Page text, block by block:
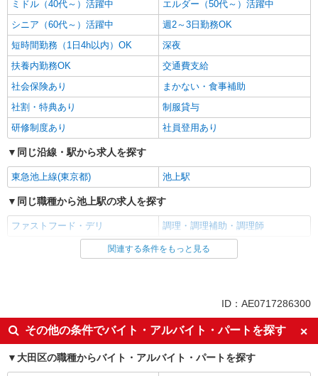
ミドル（40代～）活躍中
エルダー（50代～）活躍中
シニア（60代～）活躍中
週2～3日勤務OK
短時間勤務（1日4h以内）OK
深夜
扶養内勤務OK
交通費支給
社会保険あり
まかない・食事補助
社割・特典あり
制服貸与
研修制度あり
社員登用あり
同じ沿線・駅から求人を探す
東急池上線(東京都) 池上駅
同じ職種から池上駅の求人を探す
ファストフード・デリ 調理・調理補助・調理師
同じ雇用形態から池上駅の求人を探す
履歴書不要
未経験歓迎
高校生OK
大学生歓迎
主婦・主夫歓迎
フリーター歓迎
関連する条件をもっと見る
ID：AE0717286300
その他の条件でバイト・アルバイト・パートを探す
大田区の職種からバイト・アルバイト・パートを探す